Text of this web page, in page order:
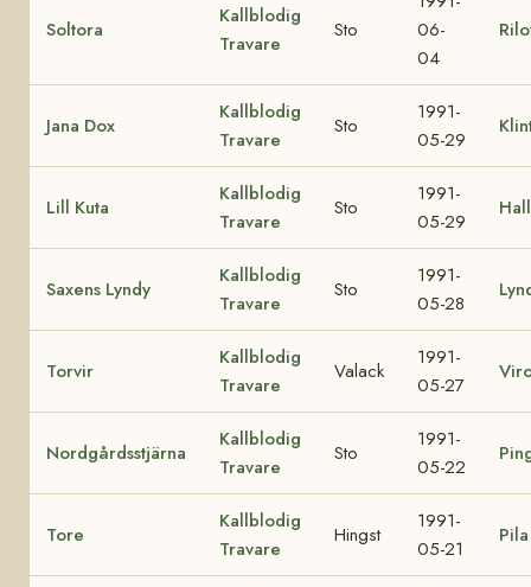
Soltora
Kallblodig
Travare
Sto
06-
04
Jana Dox
Kallblodig
Travare
Sto
1991-
05-29
Lill Kuta
Kallblodig
Travare
Sto
1991-
05-29
Saxens Lyndy
Kallblodig
Travare
Sto
1991-
05-28
Torvir
Kallblodig
Travare
Valack
1991-
05-27
Nordgårdsstjärna
Kallblodig
Travare
Sto
1991-
05-22
Tore
Kallblodig
Travare
Hingst
1991-
05-21